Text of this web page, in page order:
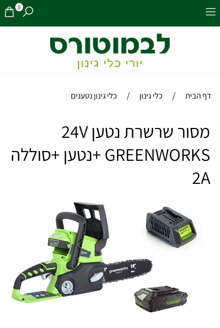
0
דף הבית / כלי גינון / כלי גינון נטענים
מסור שרשרת נטען 24V
GREENWORKS +נטען +סוללה
2A